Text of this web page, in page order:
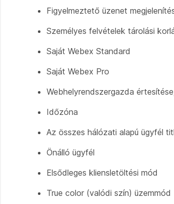
Figyelmeztető üzenet
Személyes felvételek tárolási
Saját Webex Standard
Saját Webex Pro
Webhelyrendszergazda
Időzóna
Az összes hálózati alapú ügyfél
Önálló ügyfél
Elsődleges kliensletöltési mód
True color (valódi szín) üzemmód